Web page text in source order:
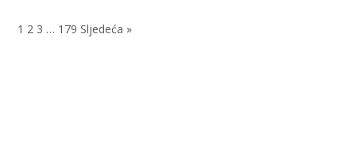
1 2 3 … 179 Sljedeća »